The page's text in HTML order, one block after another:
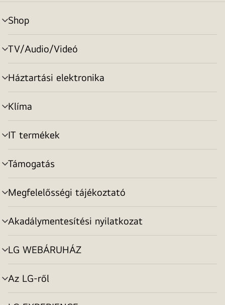
Shop
menu
toggle
TV/Audio/Videó
menu
toggle
Háztartási elektronika
menu
toggle
Klíma
menu
toggle
IT termékek
menu
toggle
Támogatás
menu
toggle
Megfelelősségi tájékoztató
menu
toggle
Akadálymentesítési nyilatkozat
menu
toggle
LG WEBÁRUHÁZ
menu
toggle
Az LG-ről
menu
toggle